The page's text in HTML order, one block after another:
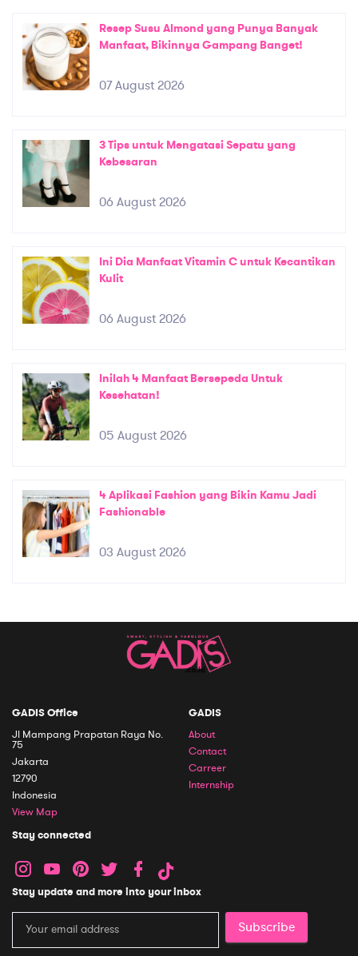
Resep Susu Almond yang Punya Banyak
Manfaat, Bikinnya Gampang Banget!
07 August 2026
3 Tips untuk Mengatasi Sepatu yang
Kebesaran
06 August 2026
Ini Dia Manfaat Vitamin C untuk Kecantikan
Kulit
06 August 2026
Inilah 4 Manfaat Bersepeda Untuk
Kesehatan!
05 August 2026
4 Aplikasi Fashion yang Bikin Kamu Jadi
Fashionable
03 August 2026
GADIS Office
Jl Mampang Prapatan Raya No.
75
Jakarta
12790
Indonesia
View Map
GADIS
About
Contact
Carreer
Internship
Stay connected
Stay update and more into your inbox
Subscribe